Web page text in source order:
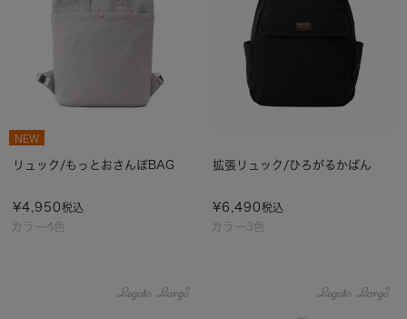
カラー4色
NEW
リュック/もっとおさんぽBAG
¥4,950税込
カラー3色
拡張リュック/ひろがるかばん
¥6,490税込